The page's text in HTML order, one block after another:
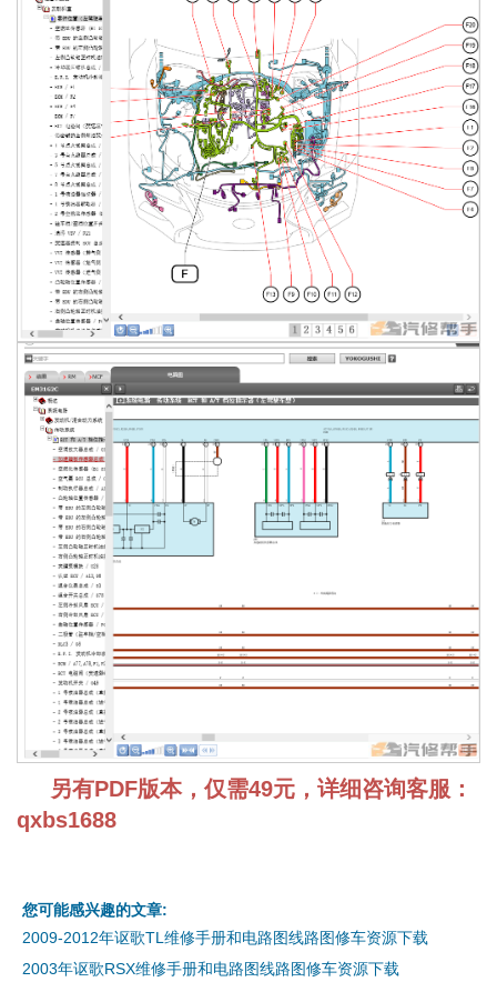
另有PDF版本，仅需49元，详细咨询客服：
qxbs1688
您可能感兴趣的文章:
2009-2012年讴歌TL维修手册和电路图线路图修车资源下载
2003年讴歌RSX维修手册和电路图线路图修车资源下载